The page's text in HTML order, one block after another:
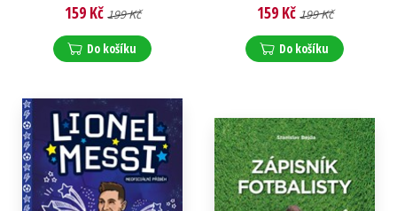
159 Kč 199 Kč
Do košíku
159 Kč 199 Kč
Do košíku